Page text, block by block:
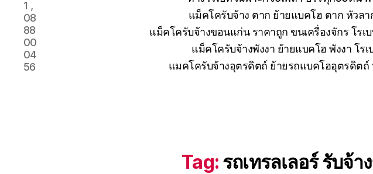
1 ,
08
88
00
04
56
แม็คโครับจ้าง ตาก ย้ายแบคโฮ ตาก หัวลา
แม็คโครับจ้างขอนแก่น ราคาถูก ขนเครื่องจักร โรเ
แม็คโครับจ้างพังงา ย้ายแบคโฮ พังงา โร
แมคโครับจ้างอุตรดิตถ์ ย้ายรถแบคโฮอุตรดิตถ์
Tag: รถเทรลเลอร์ รับจ้